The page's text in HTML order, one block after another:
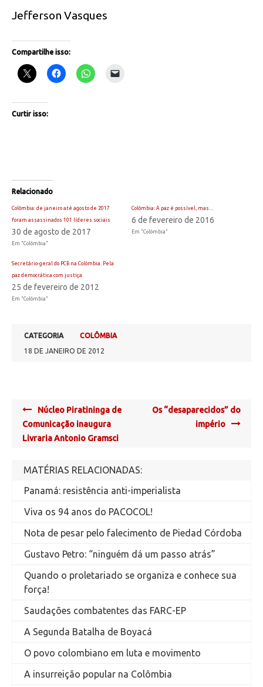
Jefferson Vasques
Compartilhe isso:
Curtir isso:
Relacionado
Colômbia: de janeiro até agosto de 2017
foram assassinados 101 líderes sociais
30 de agosto de 2017
Em "Colômbia"
Colômbia: A paz é possível, mas…
6 de fevereiro de 2016
Em "Colômbia"
Secretário-geral do PCB na Colômbia. Pela
paz democrática com justiça
25 de fevereiro de 2012
Em "Colômbia"
CATEGORIA
COLÔMBIA
18 DE JANEIRO DE 2012
Post
navigation
Núcleo Piratininga de
Comunicação inaugura
Livraria Antonio Gramsci
Os “desaparecidos” do
império
MATÉRIAS RELACIONADAS:
Panamá: resistência anti-imperialista
Viva os 94 anos do PACOCOL!
Nota de pesar pelo falecimento de Piedad Córdoba
Gustavo Petro: “ninguém dá um passo atrás”
Quando o proletariado se organiza e conhece sua
força!
Saudações combatentes das FARC-EP
A Segunda Batalha de Boyacá
O povo colombiano em luta e movimento
A insurreição popular na Colômbia